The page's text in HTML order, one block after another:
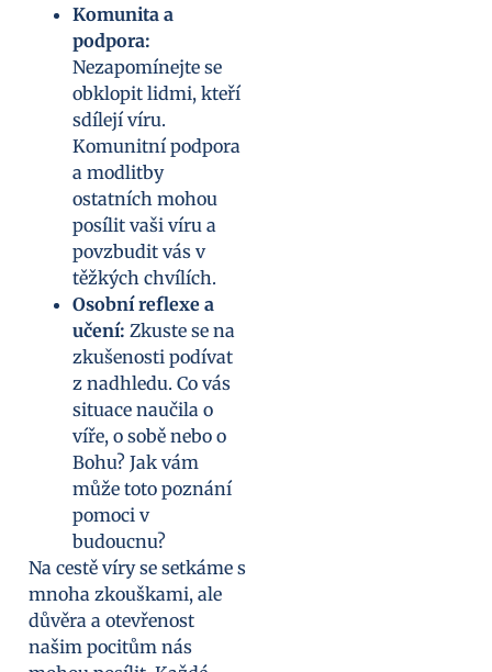
Komunita a
podpora:
Nezapomínejte se
obklopit lidmi, kteří
sdílejí víru.
Komunitní podpora
a modlitby
ostatních mohou
posílit vaši víru a
povzbudit vás v
těžkých chvílích.
Osobní reflexe a
učení: Zkuste se na
zkušenosti podívat
z nadhledu. Co vás
situace naučila o
víře, o sobě nebo o
Bohu? Jak vám
může toto poznání
pomoci v
budoucnu?
Na cestě víry se setkáme s
mnoha zkouškami, ale
důvěra a otevřenost
našim pocitům nás